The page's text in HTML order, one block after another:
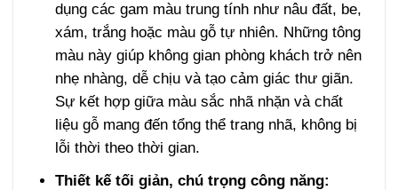
dụng các gam màu trung tính như nâu đất, be,
xám, trắng hoặc màu gỗ tự nhiên. Những tông
màu này giúp không gian phòng khách trở nên
nhẹ nhàng, dễ chịu và tạo cảm giác thư giãn.
Sự kết hợp giữa màu sắc nhã nhặn và chất
liệu gỗ mang đến tổng thể trang nhã, không bị
lỗi thời theo thời gian.
Thiết kế tối giản, chú trọng công năng: